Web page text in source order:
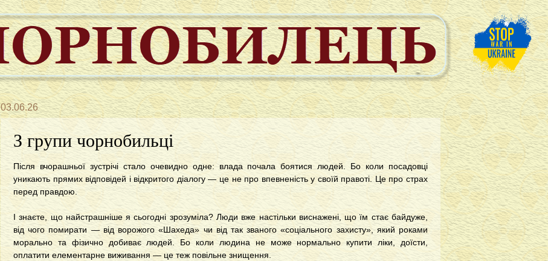
03.06.26
З групи чорнобильці
Після вчорашньої зустрічі стало очевидно одне: влада почала боятися людей. Бо коли посадовці
уникають прямих відповідей і відкритого діалогу — це не про впевненість у своїй правоті. Це про страх
перед правдою.
І знаєте, що найстрашніше я сьогодні зрозуміла? Люди вже настільки виснажені, що їм стає байдуже,
від чого помирати — від ворожого «Шахеда» чи від так званого «соціального захисту», який роками
морально та фізично добиває людей. Бо коли людина не може нормально купити ліки, доїсти,
оплатити елементарне виживання — це теж повільне знищення.